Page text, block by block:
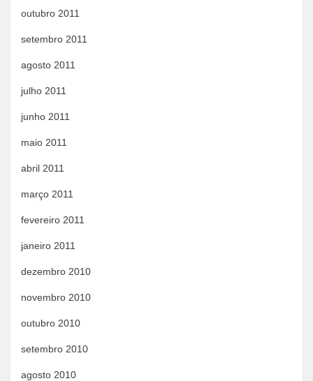
outubro 2011
setembro 2011
agosto 2011
julho 2011
junho 2011
maio 2011
abril 2011
março 2011
fevereiro 2011
janeiro 2011
dezembro 2010
novembro 2010
outubro 2010
setembro 2010
agosto 2010